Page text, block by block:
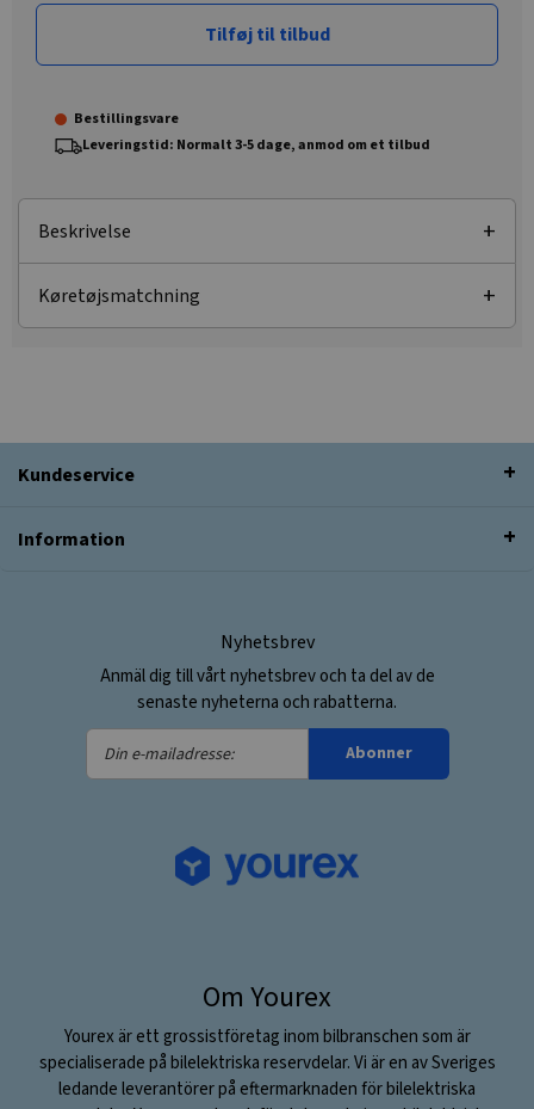
Tilføj til tilbud
Bestillingsvare
Leveringstid: Normalt 3-5 dage, anmod om et tilbud
Beskrivelse
Køretøjsmatchning
Kundeservice
Information
Nyhetsbrev
Anmäl dig till vårt nyhetsbrev och ta del av de
senaste nyheterna och rabatterna.
Din
e-
Abonner
Om Yourex
Yourex är ett grossistföretag inom bilbranschen som är
specialiserade på bilelektriska reservdelar. Vi är en av Sveriges
ledande leverantörer på eftermarknaden för bilelektriska